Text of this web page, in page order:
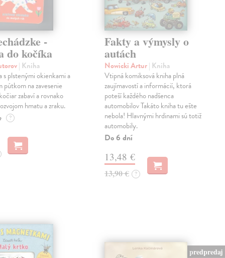
-
do kočíka
| Kniha
s plstenými okienkami a
na zavesenie
zabaví a rovnako
hmatu a zraku.
?
Fakty a výmysly o
autách
Nowicki Artur| Kniha
Vtipná komiksová kniha plná
zaujímavostí a informácií, ktorá
poteší každého nadšenca
automobilov Takáto kniha tu ešte
nebola! Hlavnými hrdinami sú totiž
automobily.
Do 6 dní
13,48 €
13,90 € ?
predpredaj